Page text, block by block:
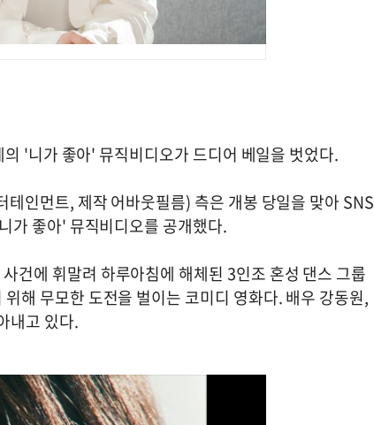
'니가 좋아' 뮤직비디오가 드디어 베일을 벗었다.
인먼트, 제작 어바웃필름) 측은 개봉 당일을 맞아 SNS
가 좋아' 뮤직비디오를 공개했다.
건에 휘말려 하루아침에 해체된 3인조 혼성 댄스 그룹
해 무모한 도전을 벌이는 코미디 영화다. 배우 강동원,
내고 있다.